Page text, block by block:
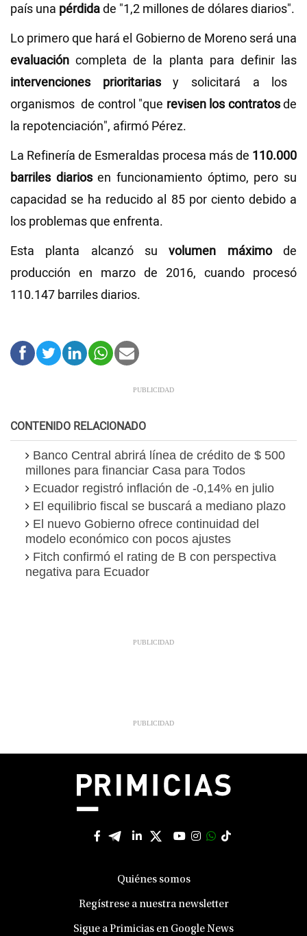
país una pérdidade "1,2 millones de dólares diarios".
Lo primero que hará el Gobierno de Moreno será una
evaluacióncompleta de la planta para definir las
intervenciones prioritariasy solicitará a los
organismos de control "que revisen los contratosde
la repotenciación", afirmó Pérez.
La Refinería de Esmeraldas procesa más de 110.000
barriles diariosen funcionamiento óptimo, pero su
capacidad se ha reducido al 85 por ciento debido a
los problemas que enfrenta.
Esta planta alcanzó suvolumen máximode
producción en marzo de 2016, cuando procesó
110.147 barriles diarios.
CONTENIDO RELACIONADO
Banco Central abrirá línea de crédito de $ 500
millones para financiar Casa para Todos
Ecuador registró inflación de -0,14% en julio
El equilibrio fiscal se buscará a mediano plazo
El nuevo Gobierno ofrece continuidad del
modelo económico con pocos ajustes
Fitch confirmó el rating de B con perspectiva
negativa para Ecuador
Quiénes somos
Regístrese a nuestra newsletter
Sigue a Primicias en Google News